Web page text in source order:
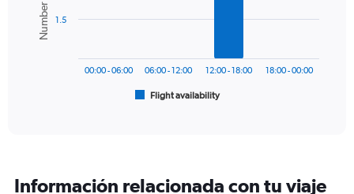
Range:
bars.
The
categories.
Flight availability
00:00 - 06:00 06:00 - 12:00 12:00 - 18:00 18:00 - 00:00
1.5
Información relacionada con tu viaje